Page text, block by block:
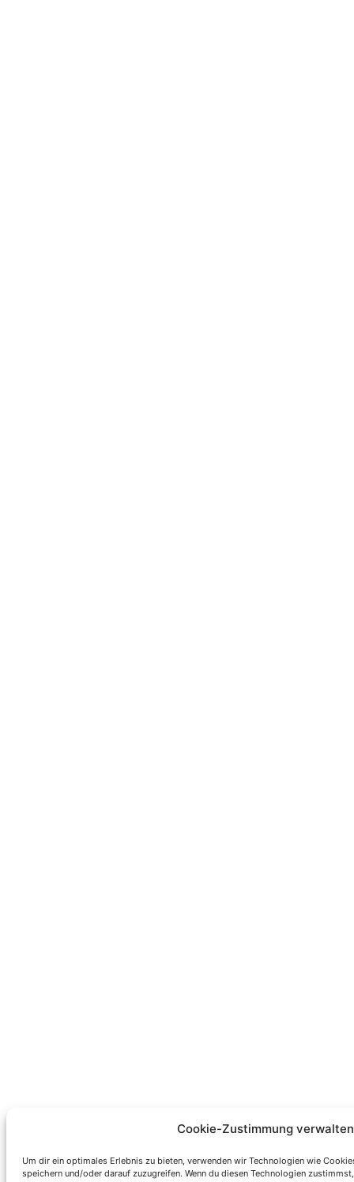
Cookie-Zustimmung verwalten
Um dir ein optimales Erlebnis zu bieten, verwenden wir Technologien wie
speichern und/oder darauf zuzugreifen. Wenn du diesen Technologien